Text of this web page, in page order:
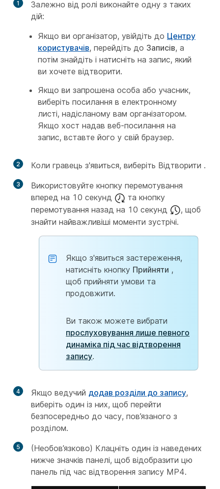
1
Залежно від ролі виконайте одну з таких
дій:
Якщо ви організатор, увійдіть до Центру
користувачів, перейдіть до Записів, а
потім знайдіть і натисніть на запис, який
ви хочете відтворити.
Якщо ви запрошена особа або учасник,
виберіть посилання в електронному
листі, надісланому вам організатором.
Якщо хост надав веб-посилання на
запис, вставте його у свій браузер.
2 Коли гравець з'явиться, виберіть Відтворити .
3
Використовуйте кнопку перемотування
вперед на 10 секунд
та кнопку
перемотування назад на 10 секунд
, щоб
знайти найважливіші моменти зустрічі.
Якщо з'явиться застереження,
натисніть кнопку Прийняти ,
щоб прийняти умови та
продовжити.
Ви також можете вибрати
прослуховування лише певного
динаміка під час відтворення
запису.
4 Якщо ведучий додав розділи до запису,
виберіть один із них, щоб перейти
безпосередньо до часу, пов’язаного з
розділом.
5
(Необов’язково) Клацніть один із наведених
нижче значків панелі, щоб відобразити цю
панель під час відтворення запису MP4.